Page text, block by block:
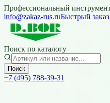
Профессиональный
info@zakaz-rus.ruБыстрый заказ
Поиск по каталогу
Поиск
+7 (495) 788-39-31